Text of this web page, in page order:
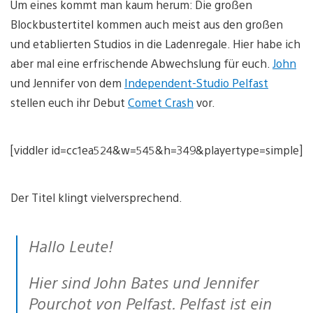
Um eines kommt man kaum herum: Die großen
Blockbustertitel kommen auch meist aus den großen
und etablierten Studios in die Ladenregale. Hier habe ich
aber mal eine erfrischende Abwechslung für euch. John
und Jennifer von dem Independent-Studio Pelfast
stellen euch ihr Debut Comet Crash vor.
[viddler id=cc1ea524&w=545&h=349&playertype=simple]
Der Titel klingt vielversprechend.
Hallo Leute!
Hier sind John Bates und Jennifer
Pourchot von Pelfast. Pelfast ist ein